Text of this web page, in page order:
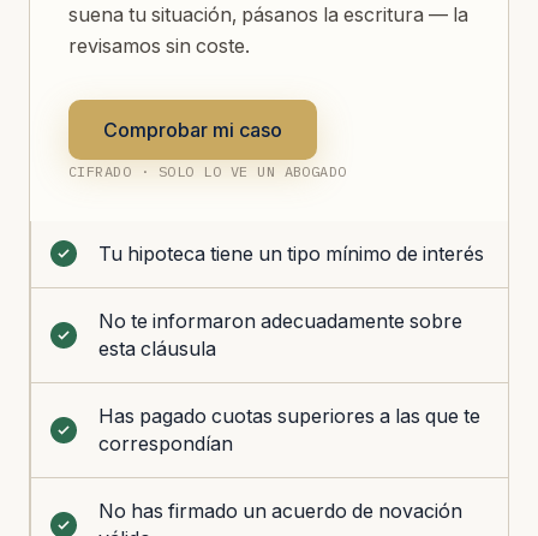
suena tu situación, pásanos la escritura — la
revisamos sin coste.
Comprobar mi caso
CIFRADO · SOLO LO VE UN ABOGADO
Tu hipoteca tiene un tipo mínimo de interés
No te informaron adecuadamente sobre
esta cláusula
Has pagado cuotas superiores a las que te
correspondían
No has firmado un acuerdo de novación